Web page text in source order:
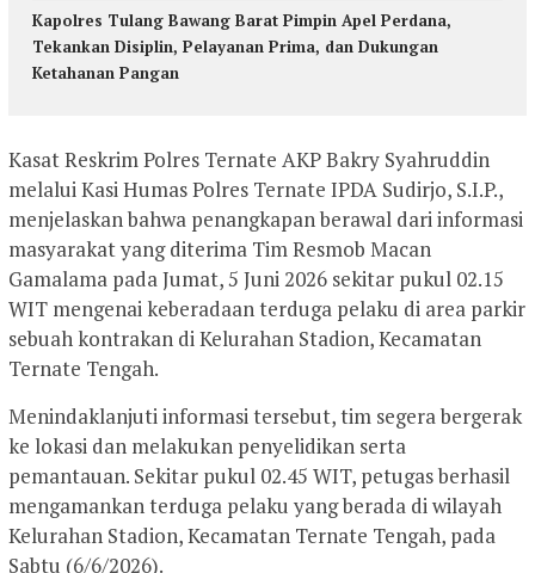
Kapolres Tulang Bawang Barat Pimpin Apel Perdana,
Tekankan Disiplin, Pelayanan Prima, dan Dukungan
Ketahanan Pangan
Kasat Reskrim Polres Ternate AKP Bakry Syahruddin
melalui Kasi Humas Polres Ternate IPDA Sudirjo, S.I.P.,
menjelaskan bahwa penangkapan berawal dari informasi
masyarakat yang diterima Tim Resmob Macan
Gamalama pada Jumat, 5 Juni 2026 sekitar pukul 02.15
WIT mengenai keberadaan terduga pelaku di area parkir
sebuah kontrakan di Kelurahan Stadion, Kecamatan
Ternate Tengah.
Menindaklanjuti informasi tersebut, tim segera bergerak
ke lokasi dan melakukan penyelidikan serta
pemantauan. Sekitar pukul 02.45 WIT, petugas berhasil
mengamankan terduga pelaku yang berada di wilayah
Kelurahan Stadion, Kecamatan Ternate Tengah, pada
Sabtu (6/6/2026).